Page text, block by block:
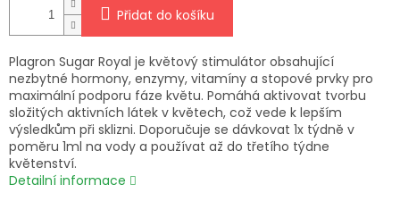
Přidat do košíku
Plagron Sugar Royal je květový stimulátor obsahující
nezbytné hormony, enzymy, vitamíny a stopové prvky pro
maximální podporu fáze květu. Pomáhá aktivovat tvorbu
složitých aktivních látek v květech, což vede k lepším
výsledkům při sklizni. Doporučuje se dávkovat 1x týdně v
poměru 1ml na vody a používat až do třetího týdne
květenství.
Detailní informace